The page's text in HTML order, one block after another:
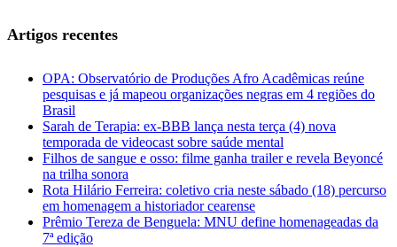
Artigos recentes
OPA: Observatório de Produções Afro Acadêmicas reúne
pesquisas e já mapeou organizações negras em 4 regiões do
Brasil
Sarah de Terapia: ex-BBB lança nesta terça (4) nova
temporada de videocast sobre saúde mental
Filhos de sangue e osso: filme ganha trailer e revela Beyoncé
na trilha sonora
Rota Hilário Ferreira: coletivo cria neste sábado (18) percurso
em homenagem a historiador cearense
Prêmio Tereza de Benguela: MNU define homenageadas da
7ª edição